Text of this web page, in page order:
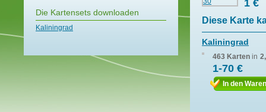
Die Kartensets downloaden
Kaliningrad
1 €
Diese Karte
Kaliningrad
463 Karten in
1-70 €
In den